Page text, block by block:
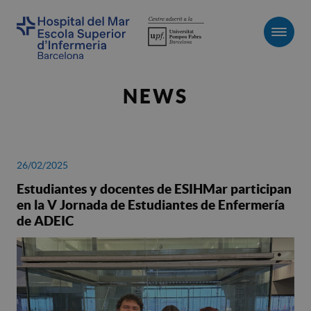
NEWS
26/02/2025
Estudiantes y docentes de ESIHMar participan
en la V Jornada de Estudiantes de Enfermería
de ADEIC